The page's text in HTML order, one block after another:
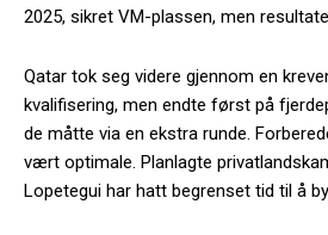
2025, sikret VM-plassen, men
Qatar tok seg videre gjennom en
kvalifisering, men endte først på
de måtte via en ekstra runde.
vært optimale. Planlagte
Lopetegui har hatt begrenset tid til å